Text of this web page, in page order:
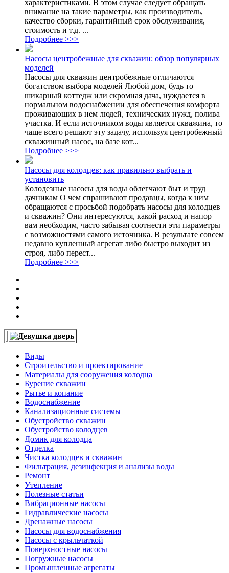
характеристиками. В этом случае следует обращать
внимание на такие параметры, как производитель,
качество сборки, гарантийный срок обслуживания,
стоимость и т.д. ...
Подробнее >>>
Насосы центробежные для скважин: обзор популярных
моделей
Насосы для скважин центробежные отличаются
богатством выбора моделей Любой дом, будь то
шикарный коттедж или скромная дача, нуждается в
нормальном водоснабжении для обеспечения комфорта
проживающих в нем людей, технических нужд, полива
участка. И если источником воды является скважина, то
чаще всего решают эту задачу, используя центробежный
скважинный насос, на базе кот...
Подробнее >>>
Насосы для колодцев: как правильно выбрать и
установить
Колодезные насосы для воды облегчают быт и труд
дачникам О чем спрашивают продавцы, когда к ним
обращаются с просьбой подобрать насосы для колодцев
и скважин? Они интересуются, какой расход и напор
вам необходим, часто забывая соотнести эти параметры
с возможностями самого источника. В результате совсем
недавно купленный агрегат либо быстро выходит из
строя, либо перест...
Подробнее >>>
Виды
Строительство и проектирование
Материалы для сооружения колодца
Бурение скважин
Рытье и копание
Водоснабжение
Канализационные системы
Обустройство скважин
Обустройство колодцев
Домик для колодца
Отделка
Чистка колодцев и скважин
Фильтрация, дезинфекция и анализы воды
Ремонт
Утепление
Полезные статьи
Вибрационные насосы
Гидравлические насосы
Дренажные насосы
Насосы для водоснабжения
Насосы с крыльчаткой
Поверхностные насосы
Погружные насосы
Промышленные агрегаты